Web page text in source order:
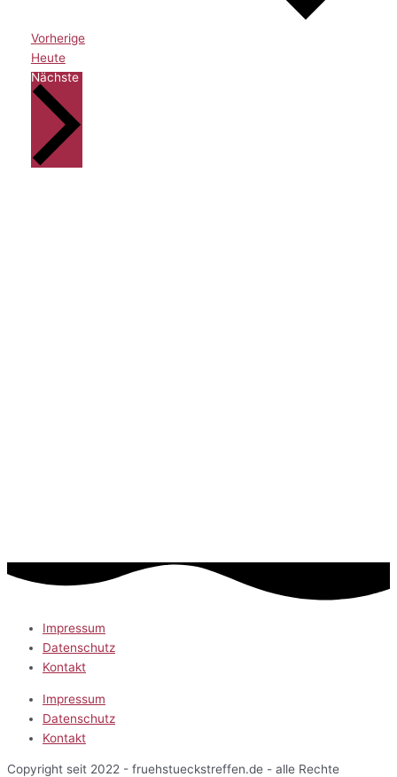
VorherigeVeranstaltungen
Heute
NächsteVeranstaltungen
Impressum
Datenschutz
Kontakt
Impressum
Datenschutz
Kontakt
Copyright seit 2022 - fruehstueckstreffen.de - alle Rechte